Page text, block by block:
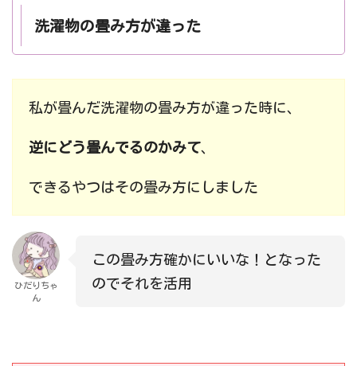
洗濯物の畳み方が違った
私が畳んだ洗濯物の畳み方が違った時に、
逆にどう畳んでるのかみて、
できるやつはその畳み方にしました
ひだりちゃ
ん
この畳み方確かにいいな！となった
のでそれを活用